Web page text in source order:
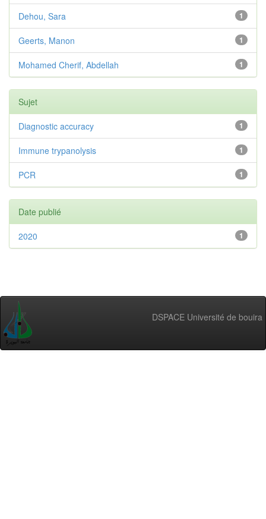
1
Dehou, Sara
1
Geerts, Manon
1
Mohamed Cherif, Abdellah
Sujet
1
Diagnostic accuracy
1
Immune trypanolysis
1
PCR
Date publié
1
2020
DSPACE Université de bouira